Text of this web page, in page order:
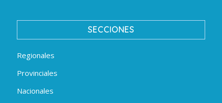
SECCIONES
Regionales
Provinciales
Nacionales